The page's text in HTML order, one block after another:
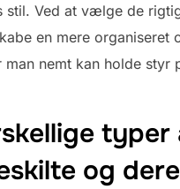
stil. Ved at vælge de
en mere organiseret
man nemt kan holde styr
typer
og